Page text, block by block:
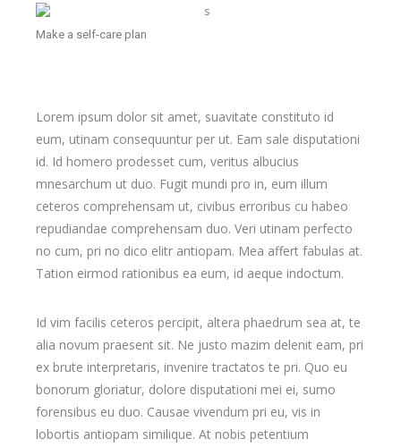
Make a self-care plan
Lorem ipsum dolor sit amet, suavitate constituto id
eum, utinam consequuntur per ut. Eam sale disputationi
id. Id homero prodesset cum, veritus albucius
mnesarchum ut duo. Fugit mundi pro in, eum illum
ceteros comprehensam ut, civibus erroribus cu habeo
repudiandae comprehensam duo. Veri utinam perfecto
no cum, pri no dico elitr antiopam. Mea affert fabulas at.
Tation eirmod rationibus ea eum, id aeque indoctum.
Id vim facilis ceteros percipit, altera phaedrum sea at, te
alia novum praesent sit. Ne justo mazim delenit eam, pri
ex brute interpretaris, invenire tractatos te pri. Quo eu
bonorum gloriatur, dolore disputationi mei ei, sumo
forensibus eu duo. Causae vivendum pri eu, vis in
lobortis antiopam similique. At nobis petentium